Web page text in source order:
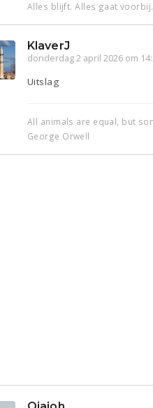
Alles blijft. Alles gaat
KlaverJ
donderdag 2 april 2026 om
Uitslag
All animals are equal, but
George Orwell